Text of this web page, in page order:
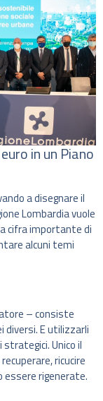
in un Piano
a disegnare il
Lombardia vuole
cifra importante di
alcuni temi
– consiste
diversi. E utilizzarli
Unico il
ricucire
essere rigenerate.